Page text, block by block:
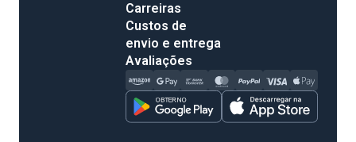
Carreiras
Custos de
envio e entrega
Avaliações